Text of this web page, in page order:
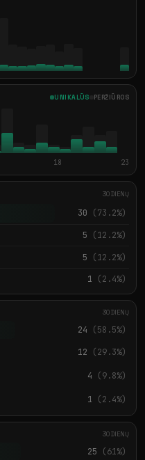
UNIKALŪS PERŽIŪROS
18 23
30 DIENŲ
30
(73.2%)
5
(12.2%)
5
(12.2%)
1 (2.4%)
30 DIENŲ
24
(58.5%)
12 (29.3%)
4 (9.8%)
1 (2.4%)
30 DIENŲ
25
(61%)